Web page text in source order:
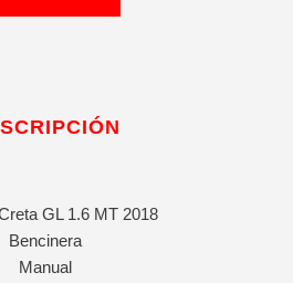
GL 1.6 MT 2018
Bencinera
Manual